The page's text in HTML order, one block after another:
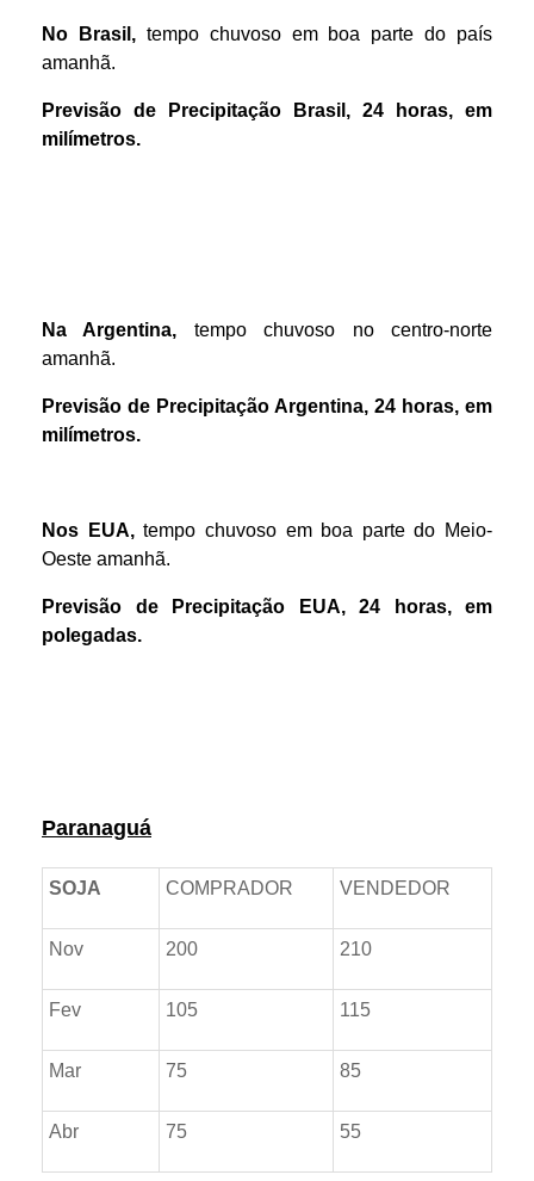
No Brasil,tempo chuvoso em boa parte do país
amanhã.
Previsão de Precipitação Brasil , 24 horas, em
milímetros.
Na Argentina, tempo chuvoso no centro-norte
amanhã.
Previsão de Precipitação Argentina, 24 horas, em
milímetros.
Nos EUA,tempo chuvoso em boa parte do Meio-
Oeste amanhã.
Previsão de Precipitação EUA, 24 horas, em
polegadas.
Paranaguá
SOJA COMPRADOR VENDEDOR
Nov 200 210
Fev 105 115
Mar 75 85
Abr 75 55